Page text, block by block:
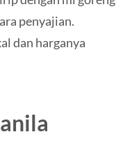
penyajian.
dan harganya